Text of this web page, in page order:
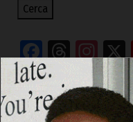
Cerca
Facebook